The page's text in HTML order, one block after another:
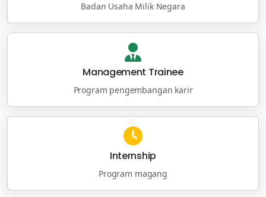
Badan Usaha Milik Negara
Management Trainee
Program pengembangan karir
Internship
Program magang